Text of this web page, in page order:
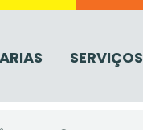
SERVIÇOS